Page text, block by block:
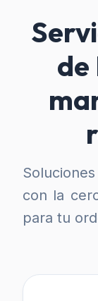
con la
para tu